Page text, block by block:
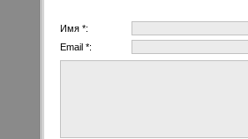
Имя *:
Email *: